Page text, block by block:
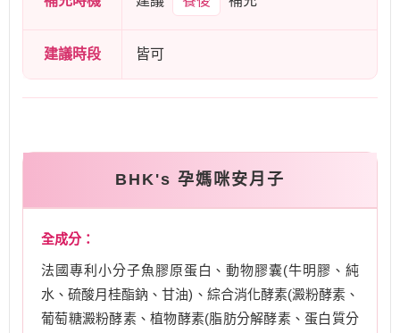
建議時段 皆可
BHK's 孕媽咪安月子
全成分：
法國專利小分子魚膠原蛋白、動物膠囊(牛明膠、純
水、硫酸月桂酯鈉、甘油)、綜合消化酵素(澱粉酵素、
葡萄糖澱粉酵素、植物酵素(脂肪分解酵素、蛋白質分